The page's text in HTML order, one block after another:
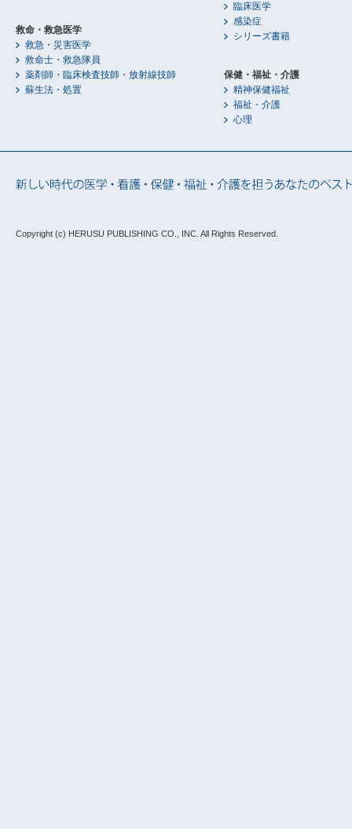
救命・救急医学
救急・災害医学
救命士・救急隊員
薬剤師・臨床検査技師・放射線技師
蘇生法・処置
臨床医学
感染症
シリーズ書籍
保健・福祉・介護
精神保健福祉
福祉・介護
心理
Copyright (c) HERUSU PUBLISHING CO., INC. All Rights Reserved.